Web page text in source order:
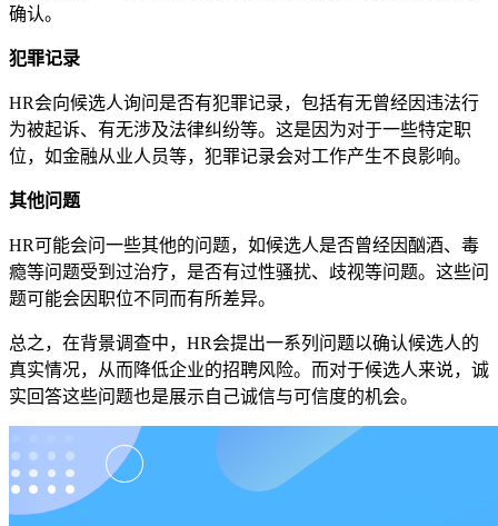
确认。
犯罪记录
HR会向候选人询问是否有犯罪记录，包括有无曾经因违法行
为被起诉、有无涉及法律纠纷等。这是因为对于一些特定职
位，如金融从业人员等，犯罪记录会对工作产生不良影响。
其他问题
HR可能会问一些其他的问题，如候选人是否曾经因酗酒、毒
瘾等问题受到过治疗，是否有过性骚扰、歧视等问题。这些问
题可能会因职位不同而有所差异。
总之，在背景调查中，HR会提出一系列问题以确认候选人的
真实情况，从而降低企业的招聘风险。而对于候选人来说，诚
实回答这些问题也是展示自己诚信与可信度的机会。